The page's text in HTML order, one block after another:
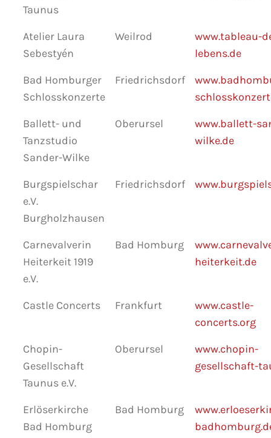
Taunus
Atelier Laura
Sebestyén
Weilrod
www.tableau-
lebens.de
Bad Homburger
Schlosskonzerte
Friedrichsdorf
Ballett- und
Tanzstudio
Sander-Wilke
Oberursel
www.ballett-
wilke.de
Burgspielschar
e.V.
Burgholzhausen
Friedrichsdorf
Carnevalverin
Heiterkeit 1919
e.V.
Bad Homburg
heiterkeit.de
Castle Concerts Frankfurt
www.castle-
concerts.org
Chopin-
Gesellschaft
Taunus e.V.
Oberursel
www.chopin-
gesellschaft-
Erlöserkirche
Bad Homburg
Bad Homburg